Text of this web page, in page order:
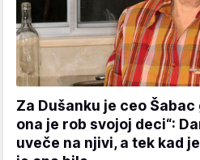
Za Dušanku je ceo
ona je rob svojoj deci“:
uveče na njivi, a tek kad